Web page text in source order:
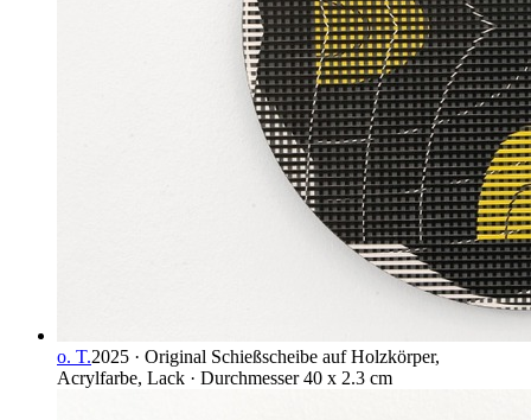
o. T.2025 · Original Schießscheibe auf Holzkörper,
Acrylfarbe, Lack · Durchmesser 40 x 2.3 cm